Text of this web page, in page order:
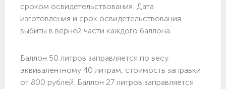
сроком освидетельствования. Дата
изготовления и срок освидетельствования
выбиты в верней части каждого баллона.
Баллон 50 литров заправляется по весу
эквивалентному 40 литрам, стоимость заправки
от 800 рублей. Баллон 27 литров заправляется